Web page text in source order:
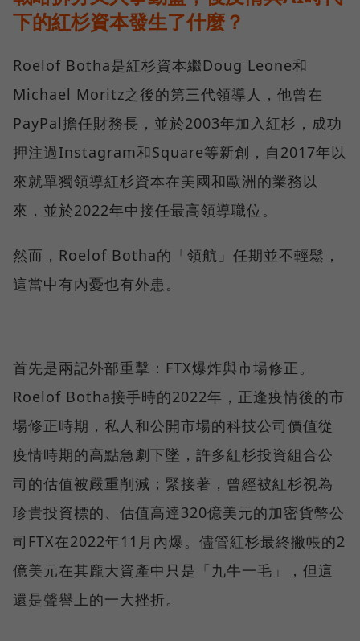
下的紅杉資本發生了什麼？
Roelof Botha是紅杉資本繼Doug Leone和
Michael Moritz之後的第三代領導人，他曾在
PayPal擔任財務長，並於2003年加入紅杉，成功
押注過Instagram和Square等新創，自2017年以
來就單獨領導紅杉資本在美國和歐洲的業務以
來，並於2022年中接任最高領導職位。
然而，Roelof Botha的「領航」任期並不輕鬆，
這當中有內憂也有外患。
首先是兩記外部重擊：FTX爆炸與市場修正。
Roelof Botha接手時的2022年，正逢疫情後的市
場修正時期，私人和公開市場的科技公司價值從
疫情時期的高點急劇下墜，許多紅杉投資組合公
司的估值被嚴重削減；緊接著，曾經被紅杉視為
珍貴投資標的、估值高達320億美元的加密貨幣公
司FTX在2022年11月內爆。儘管紅杉最終撇帳的2
億美元在其龐大資產中只是「九牛一毛」，但這
還是聲譽上的一大挫折。